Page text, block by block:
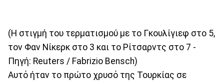
(Η στιγμή του τερματισμού με το Γκουλίγιεφ στο 5,
τον Φαν Νίκερκ στο 3 και το Ρίτσαρντς στο 7 -
Πηγή: Reuters / Fabrizio Bensch)
Αυτό ήταν το πρώτο χρυσό της Τουρκίας σε